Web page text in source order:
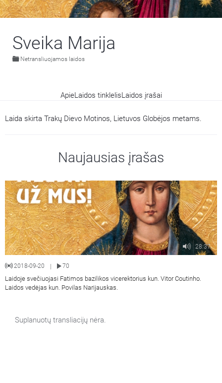
Sveika Marija
Netransliuojamos laidos
ApieLaidos tinklelisLaidos įrašai
Laida skirta Trakų Dievo Motinos, Lietuvos Globėjos metams.
Naujausias įrašas
28:37
2018-09-20 | 70
Laidoje svečiuojasi Fatimos bazilikos vicerektorius kun. Vitor Coutinho.
Laidos vedėjas kun. Povilas Narijauskas.
Suplanuotų transliacijų nėra.